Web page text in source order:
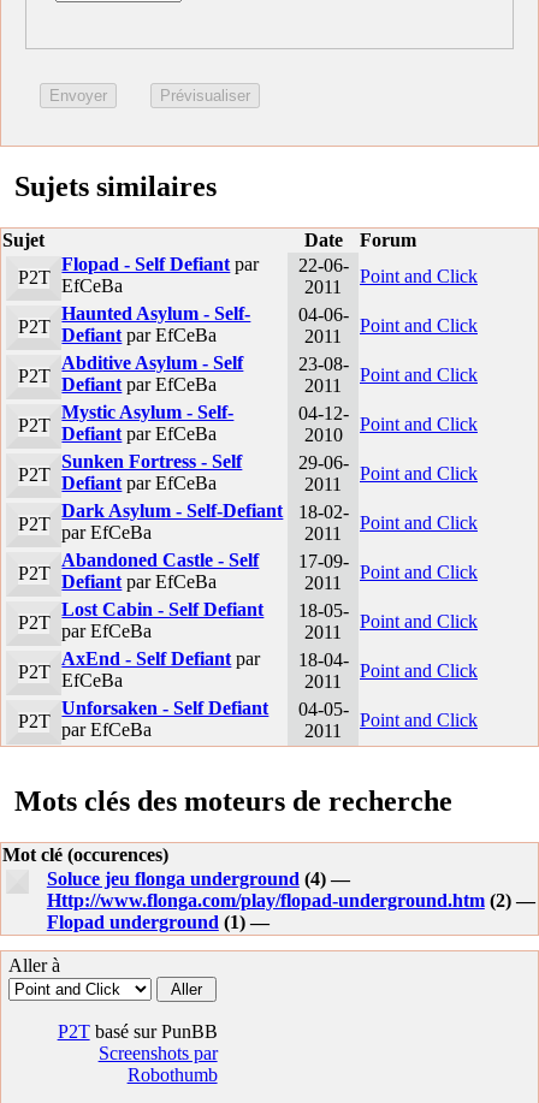
Sujets similaires
Sujet Date
Forum
P2T
Flopad - Self Defiant par
EfCeBa
22-06-
2011
Point and Click
P2T
Haunted Asylum - Self-
Defiant par EfCeBa
04-06-
2011
Point and Click
P2T
Abditive Asylum - Self
Defiant par EfCeBa
23-08-
2011
Point and Click
P2T
Mystic Asylum - Self-
Defiant par EfCeBa
04-12-
2010
Point and Click
P2T
Sunken Fortress - Self
Defiant par EfCeBa
29-06-
2011
Point and Click
P2T
Dark Asylum - Self-Defiant
par EfCeBa
18-02-
2011
Point and Click
P2T
Abandoned Castle - Self
Defiant par EfCeBa
17-09-
2011
Point and Click
P2T
Lost Cabin - Self Defiant
par EfCeBa
18-05-
2011
Point and Click
P2T
AxEnd - Self Defiant par
EfCeBa
18-04-
2011
Point and Click
P2T
Unforsaken - Self Defiant
par EfCeBa
04-05-
2011
Point and Click
Mots clés des moteurs de recherche
Mot clé (occurences)
Soluce jeu flonga underground (4) —
Http://www.flonga.com/play/flopad-underground.htm(2) —
Flopad underground (1) —
Aller à
P2Tbasé sur PunBB
Screenshots par
Robothumb